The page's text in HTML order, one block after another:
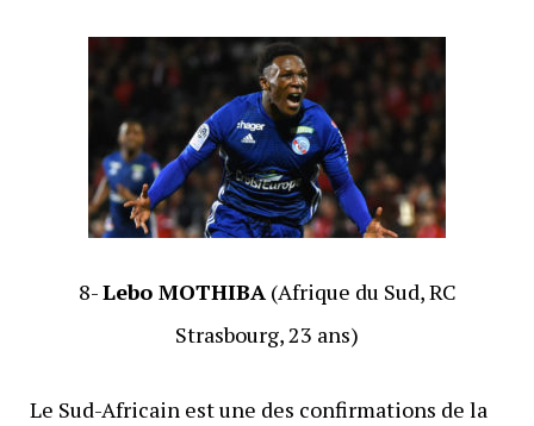
8-Lebo MOTHIBA(Afrique du Sud, RC
Strasbourg, 23 ans)
Le Sud-Africain est une des confirmations de la